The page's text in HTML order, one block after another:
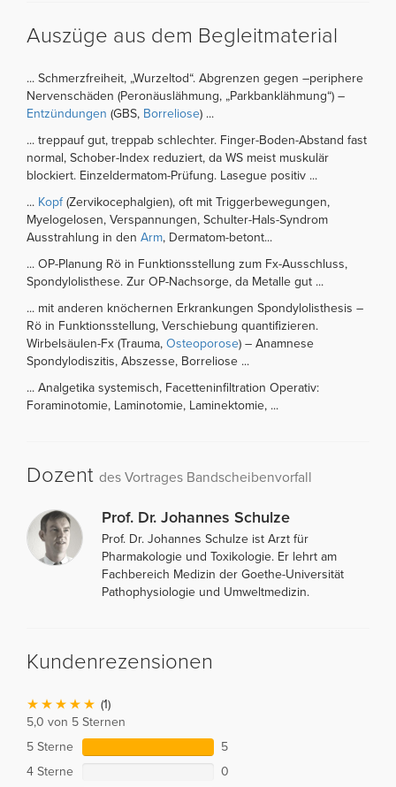
Auszüge aus dem Begleitmaterial
... Schmerzfreiheit, „Wurzeltod“. Abgrenzen gegen –periphere
Nervenschäden (Peronäuslähmung, „Parkbanklähmung“) –
Entzündungen (GBS, Borreliose) ...
... treppauf gut, treppab schlechter. Finger-Boden-Abstand fast
normal, Schober-Index reduziert, da WS meist muskulär
blockiert. Einzeldermatom-Prüfung. Lasegue positiv ...
... Kopf(Zervikocephalgien), oft mit Triggerbewegungen,
Myelogelosen, Verspannungen, Schulter-Hals-Syndrom
Ausstrahlung in den Arm, Dermatom-betont...
... OP-Planung Rö in Funktionsstellung zum Fx-Ausschluss,
Spondylolisthese. Zur OP-Nachsorge, da Metalle gut ...
... mit anderen knöchernen Erkrankungen Spondylolisthesis –
Rö in Funktionsstellung, Verschiebung quantifizieren.
Wirbelsäulen-Fx (Trauma, Osteoporose) – Anamnese
Spondylodiszitis, Abszesse, Borreliose ...
... Analgetika systemisch, Facetteninfiltration Operativ:
Foraminotomie, Laminotomie, Laminektomie, ...
Dozent des Vortrages Bandscheibenvorfall
Prof. Dr. Johannes Schulze
Prof. Dr. Johannes Schulze ist Arzt für
Pharmakologie und Toxikologie. Er lehrt am
Fachbereich Medizin der Goethe-Universität
Pathophysiologie und Umweltmedizin.
Kundenrezensionen
(1)
5,0 von 5 Sternen
5 Sterne
5
4 Sterne
0